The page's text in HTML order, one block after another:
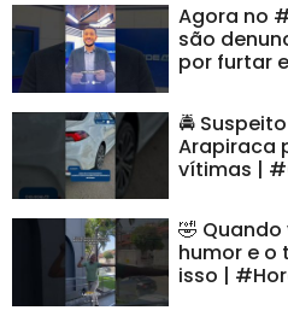
Agora no
são
por furtar
🚔
Arapiraca
vítimas |
🤣
humor e o
isso |